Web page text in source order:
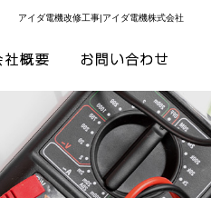
アイダ電機改修工事|アイダ電機株式会社